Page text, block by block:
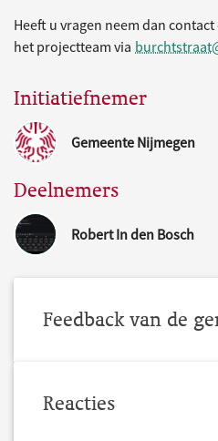
Heeft u vragen neem dan
het projectteam via
Initiatiefnemer
Gemeente Nijmegen
Deelnemers
Robert In den Bosch
Feedback van de
Reacties